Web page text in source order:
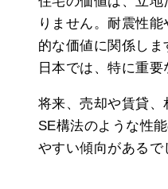
りません。耐震性
的な価値に関係し
日本では、特に重要
将来、売却や賃貸、
SE構法のような性
やすい傾向があるで